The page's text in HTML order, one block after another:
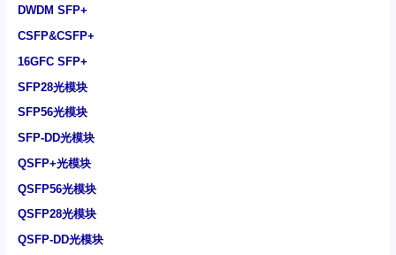
DWDM SFP+
CSFP&CSFP+
16GFC SFP+
SFP28光模块
SFP56光模块
SFP-DD光模块
QSFP+光模块
QSFP56光模块
QSFP28光模块
QSFP-DD光模块